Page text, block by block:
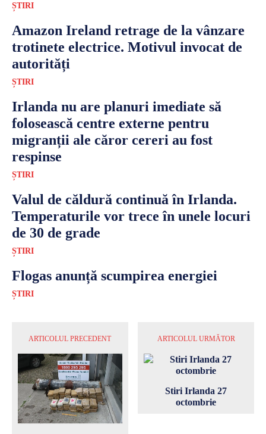
ȘTIRI
Amazon Ireland retrage de la vânzare
trotinete electrice. Motivul invocat de
autorități
ȘTIRI
Irlanda nu are planuri imediate să
folosească centre externe pentru
migranții ale căror cereri au fost
respinse
ȘTIRI
Valul de căldură continuă în Irlanda.
Temperaturile vor trece în unele locuri
de 30 de grade
ȘTIRI
Flogas anunță scumpirea energiei
ȘTIRI
ARTICOLUL PRECEDENT ARTICOLUL URMĂTOR
Stiri Irlanda 27
octombrie